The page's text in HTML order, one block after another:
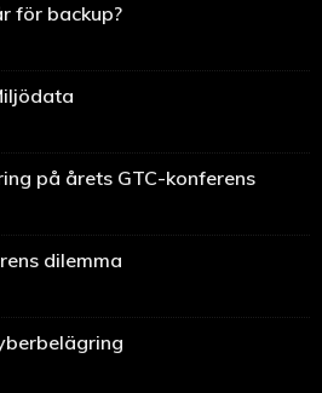
för backup?
på årets GTC-konferens
dilemma